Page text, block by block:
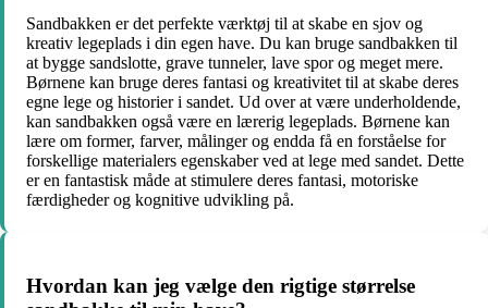
Sandbakken er det perfekte værktøj til at skabe en sjov og
kreativ legeplads i din egen have. Du kan bruge sandbakken til
at bygge sandslotte, grave tunneler, lave spor og meget mere.
Børnene kan bruge deres fantasi og kreativitet til at skabe deres
egne lege og historier i sandet. Ud over at være underholdende,
kan sandbakken også være en lærerig legeplads. Børnene kan
lære om former, farver, målinger og endda få en forståelse for
forskellige materialers egenskaber ved at lege med sandet. Dette
er en fantastisk måde at stimulere deres fantasi, motoriske
færdigheder og kognitive udvikling på.
Hvordan kan jeg vælge den rigtige størrelse